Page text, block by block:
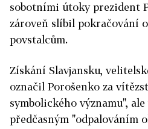
sobotními útoky prezident
zároveň slíbil pokračování
povstalcům.
Získání Slavjansku,
označil Porošenko za
symbolického významu",
předčasným "odpalováním